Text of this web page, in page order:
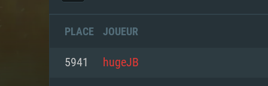
PLACE JOUEUR
5941 hugeJB